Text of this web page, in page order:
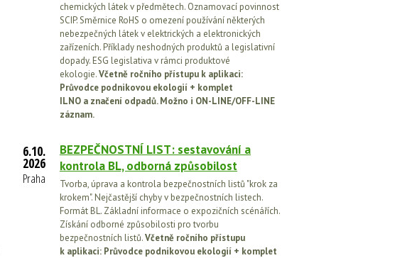
chemických látek v předmětech. Oznamovací povinnost
SCIP. Směrnice RoHS o omezení používání některých
nebezpečných látek v elektrických a elektronických
zařízeních. Příklady neshodných produktů a legislativní
dopady. ESG legislativa v rámci produktové
ekologie.Včetně ročního přístupu k aplikaci:
Průvodce podnikovou ekologií + komplet
ILNO a značení odpadů. Možno i ON-LINE/OFF-LINE
záznam.
6.10.
2026
Praha
BEZPEČNOSTNÍ LIST: sestavování a
kontrola BL, odborná způsobilost
Tvorba, úprava a kontrola bezpečnostních listů "krok za
krokem". Nejčastější chyby v bezpečnostních listech.
Formát BL. Základní informace o expozičních scénářích.
Získání odborné způsobilosti pro tvorbu
bezpečnostních listů.Včetně ročního přístupu
k aplikaci: Průvodce podnikovou ekologií + komplet